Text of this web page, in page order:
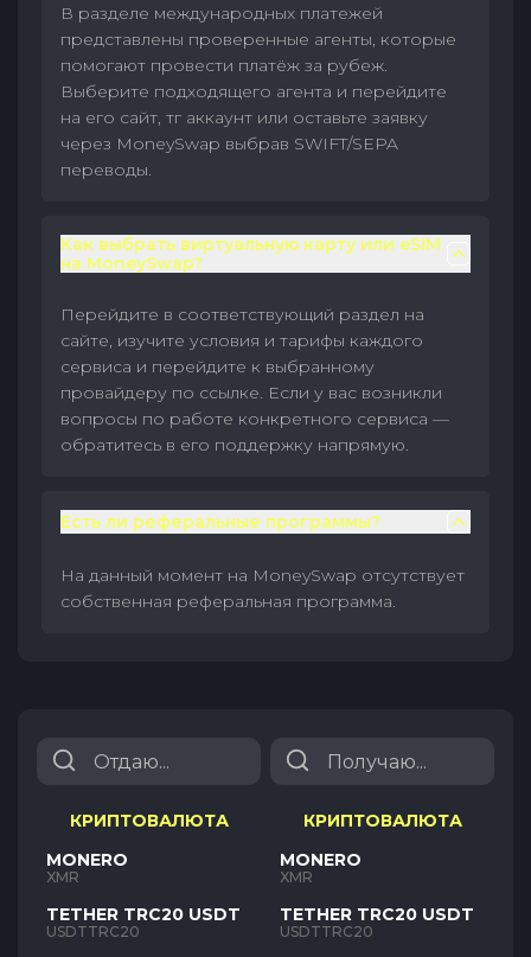
В разделе международных платежей
представлены проверенные агенты, которые
помогают провести платёж за рубеж.
Выберите подходящего агента и перейдите
на его сайт, тг аккаунт или оставьте заявку
через MoneySwap выбрав SWIFT/SEPA
переводы.
Как выбрать виртуальную карту или eSIM
на MoneySwap?
Перейдите в соответствующий раздел на
сайте, изучите условия и тарифы каждого
сервиса и перейдите к выбранному
провайдеру по ссылке. Если у вас возникли
вопросы по работе конкретного сервиса —
обратитесь в его поддержку напрямую.
Есть ли реферальные программы?
На данный момент на MoneySwap отсутствует
собственная реферальная программа.
КРИПТОВАЛЮТА
MONERO
XMR
TETHER TRC20 USDT
USDTTRC20
КРИПТОВАЛЮТА
MONERO
XMR
TETHER TRC20 USDT
USDTTRC20